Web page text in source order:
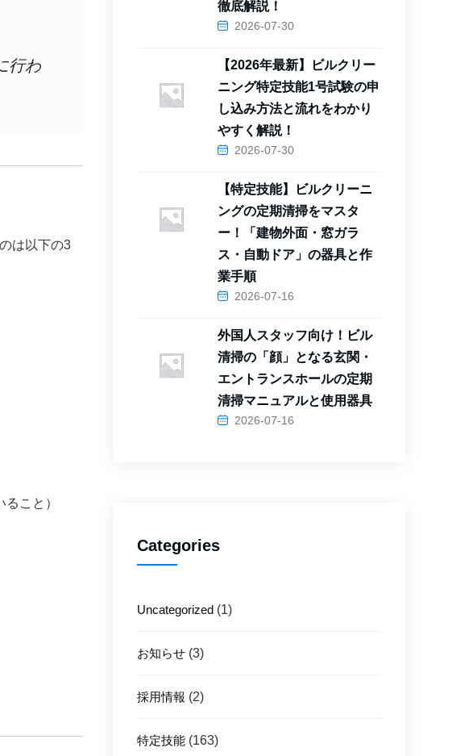
行わ
は以下の3
こと）
徹底解説！
2026-07-30
【2026年最新】ビルクリー
ニング特定技能1号試験の申
し込み方法と流れをわかり
やすく解説！
2026-07-30
【特定技能】ビルクリーニ
ングの定期清掃をマスタ
ー！「建物外面・窓ガラ
ス・自動ドア」の器具と作
業手順
2026-07-16
外国人スタッフ向け！ビル
清掃の「顔」となる玄関・
エントランスホールの定期
清掃マニュアルと使用器具
2026-07-16
Categories
Uncategorized (1)
お知らせ (3)
採用情報 (2)
特定技能 (163)